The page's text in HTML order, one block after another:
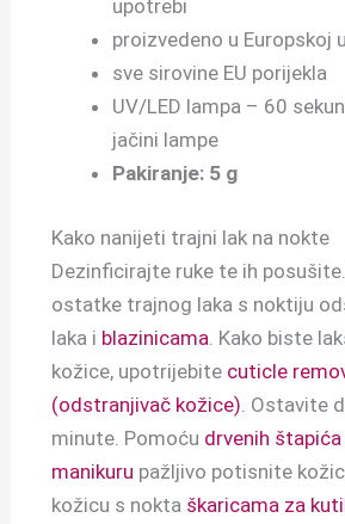
upotrebi
proizvedeno u Europskoj
sve sirovine EU porijekla
UV/LED lampa – 60
jačini lampe
Pakiranje: 5 g
Kako nanijeti trajni lak na nokte
Dezinficirajte ruke te ih
ostatke trajnog laka s noktiju
laka i blazinicama . Kako biste
kožice, upotrijebite cuticle
(odstranjivač kožice) . Ostavite
minute. Pomoću drvenih štapića
manikuru pažljivo potisnite
kožicu s nokta škaricama za